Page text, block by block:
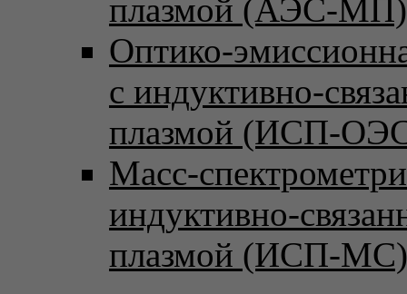
плазмой (АЭС-МП)
Оптико-
с индуктивно-
плазмой (ИСП-
Масс-
индуктивно-
плазмой (ИСП-МС)